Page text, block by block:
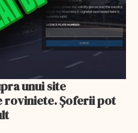
unui site
roviniete. Șoferii pot